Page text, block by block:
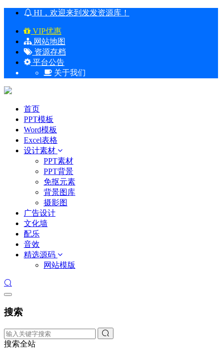
HI，欢迎来到发发资源库！
VIP优惠
网站地图
资源存档
平台公告
关于我们
首页
PPT模板
Word模板
Excel表格
设计素材
PPT素材
PPT背景
免抠元素
背景图库
摄影图
广告设计
文化墙
配乐
音效
精选源码
网站模版
搜索
搜索全站